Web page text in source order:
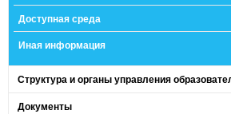
Доступная среда
Иная информация
Структура и органы управления
Документы